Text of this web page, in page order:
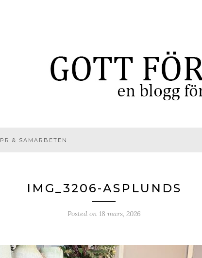
PR & SAMARBETEN
IMG_3206-ASPLUNDS
Posted on 18 mars, 2026